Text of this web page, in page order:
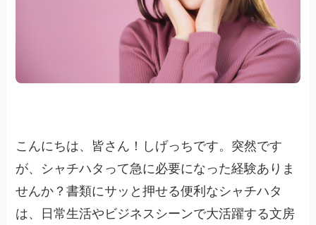
こんにちは、皆さん！しげっちです。突然です
が、シャチハタって急に必要になった経験ありま
せんか？書類にサッと押せる便利なシャチハタ
は、日常生活やビジネスシーンで大活躍する文房